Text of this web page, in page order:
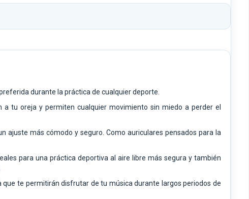
durante la práctica de cualquier deporte.
a tu oreja y permiten cualquier movimiento sin miedo a perder el
ajuste más cómodo y seguro. Como auriculares pensados para la
para una práctica deportiva al aire libre más segura y también
te permitirán disfrutar de tu música durante largos periodos de